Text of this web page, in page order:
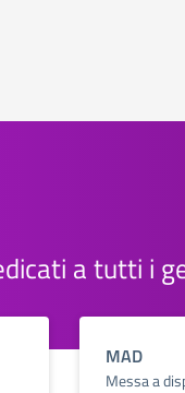
a tutti i
MAD
Messa a